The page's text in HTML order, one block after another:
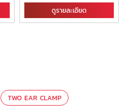
ดูรายละเอียด
TWO EAR CLAMP